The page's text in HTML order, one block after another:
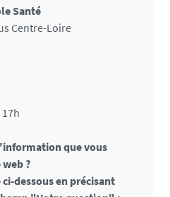
Santé
Centre-Loire
que vous
?
dessous en précisant